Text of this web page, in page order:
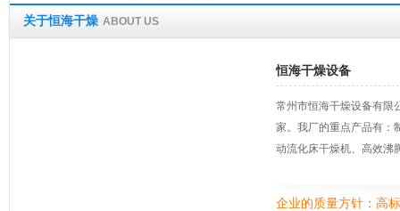
关于恒海干燥 ABOUT US
恒海干燥设备
常州市恒海干燥设备有限
家。我厂的重点产品有：
动流化床干燥机、高效沸
企业的质量方针：高